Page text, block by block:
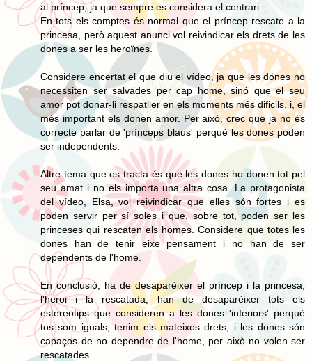
al príncep, ja que sempre es considera el contrari.
En tots els comptes és normal que el príncep rescate a la
princesa, però aquest anunci vol reivindicar els drets de les
dones a ser les heroïnes.
Considere encertat el que diu el vídeo, ja que les dónes no
necessiten ser salvades per cap home, sinó que el seu
amor pot donar-li respatller en els moments més dificils, i, el
més important els donen amor. Per això, crec que ja no és
correcte parlar de 'prínceps blaus' perquè les dones poden
ser independents.
Altre tema que es tracta és que les dones ho donen tot pel
seu amat i no els importa una altra cosa. La protagonista
del vídeo, Elsa, vol reivindicar que elles són fortes i es
poden servir per sí soles i que, sobre tot, poden ser les
princeses qui rescaten els homes. Considere que totes les
dones han de tenir eixe pensament i no han de ser
dependents de l'home.
En conclusió, ha de desaparèixer el príncep i la princesa,
l'heroi i la rescatada, han de desaparèixer tots els
estereotips que consideren a les dones 'inferiors' perquè
tos som iguals, tenim els mateixos drets, i les dones són
capaços de no dependre de l'home, per això no volen ser
rescatades.